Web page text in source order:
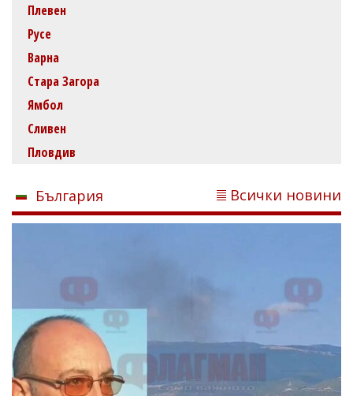
Плевен
Русе
Варна
Стара Загора
Ямбол
Сливен
Пловдив
България Всички новини